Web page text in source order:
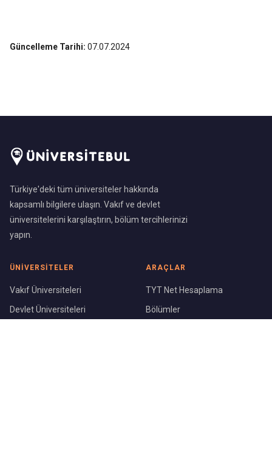
Güncelleme Tarihi: 07.07.2024
Türkiye'deki tüm üniversiteler hakkında
kapsamlı bilgilere ulaşın. Vakıf ve devlet
üniversitelerini karşılaştırın, bölüm tercihlerinizi
yapın.
ÜNIVERSITELER
Vakıf Üniversiteleri
Devlet Üniversiteleri
ARAÇLAR
TYT Net Hesaplama
Bölümler